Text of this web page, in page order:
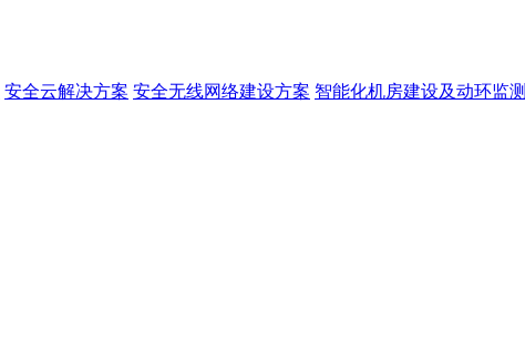
安全云解决方案 安全无线网络建设方案 智能化机房建设及动环监测